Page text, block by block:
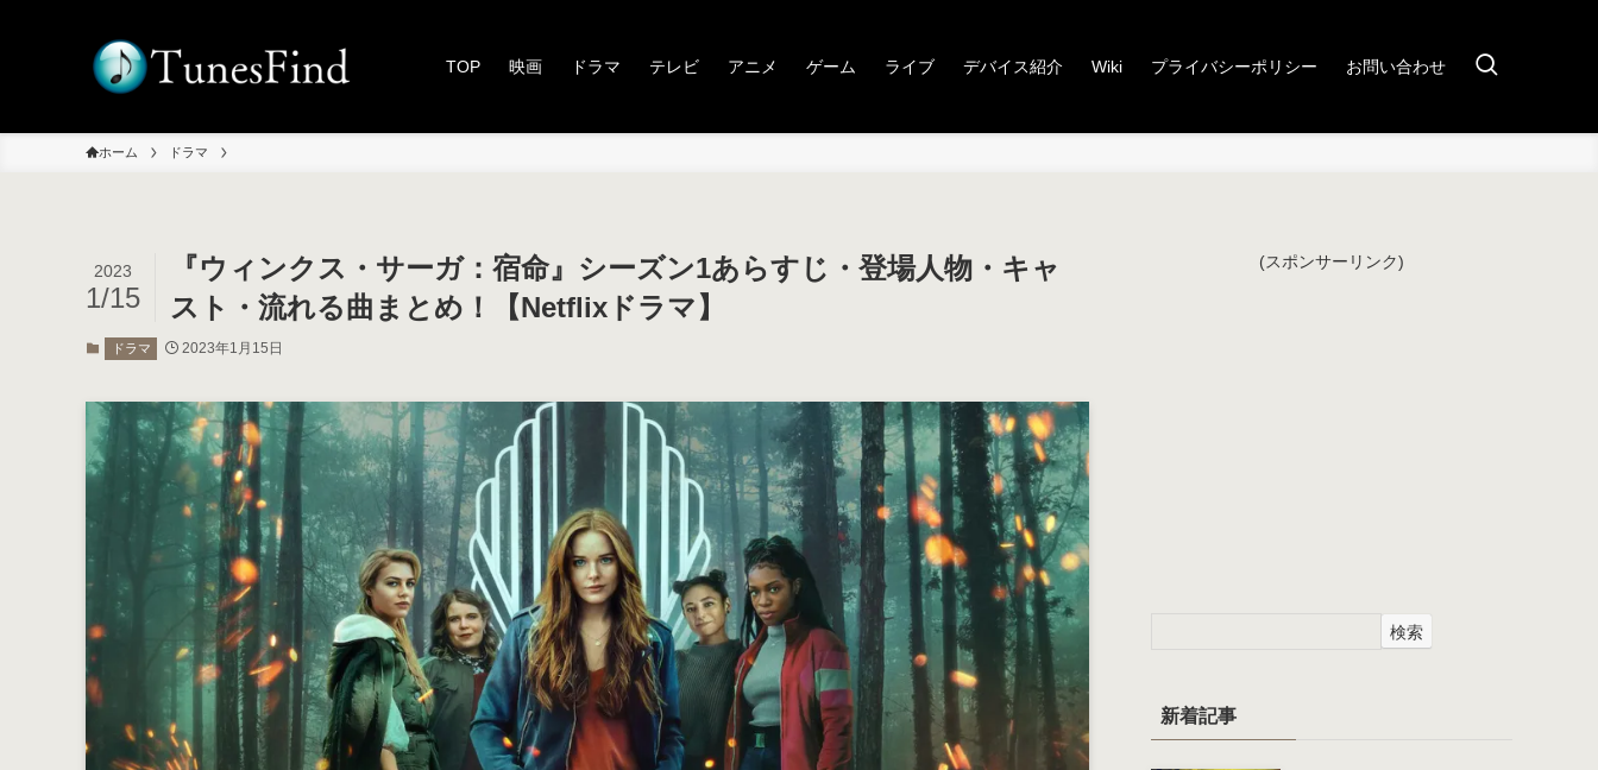
TOP 映画 ドラマ テレビ アニメ ゲーム ライブ デバイス紹介 Wiki プライバシーポリシー お問い合わせ
ホーム ドラマ
『ウィンクス・サーガ：宿命』シーズン1あらすじ・登場人物・キャ
スト・流れる曲まとめ！【Netflixドラマ】
2023
1/15
ドラマ 2023年1月15日
(スポンサーリンク)
検索
新着記事